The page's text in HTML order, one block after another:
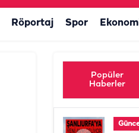
Röportaj Spor
Popüler
Haberler